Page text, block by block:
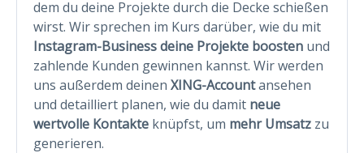
dem du deine Projekte durch die Decke schießen
wirst. Wir sprechen im Kurs darüber, wie du mit
Instagram-Business deine Projekte boosten und
zahlende Kunden gewinnen kannst. Wir werden
uns außerdem deinen XING-Accountansehen
und detailliert planen, wie du damit neue
wertvolle Kontakte knüpfst, um mehr Umsatz zu
generieren.